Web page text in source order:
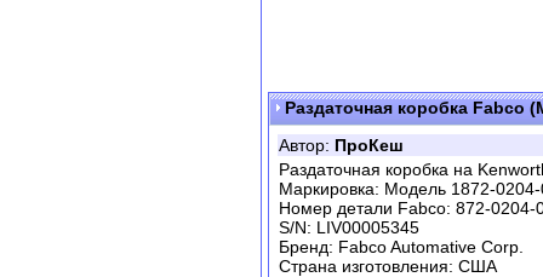
Раздаточная коробка Fabco
Автор: ПроКеш
Раздаточная коробка на
Маркировка: Модель 1872-
Номер детали Fabco: 872-0204-
S/N: LIV00005345
Бренд: Fabco Automative Corp.
Страна изготовления: США